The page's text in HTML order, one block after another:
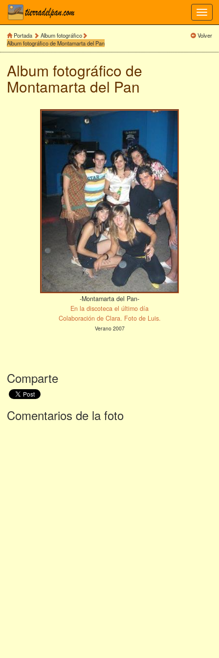
Portada
Album fotográfico
Album fotográfico de Montamarta del Pan
Volver
Album fotográfico de
Montamarta del Pan
-Montamarta del Pan-
En la discoteca el último día
Colaboración de Clara. Foto de Luis.
Verano 2007
Comparte
Comentarios de la foto